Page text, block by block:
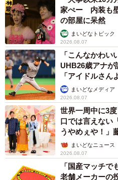
【漫画】「高い家賃を払えるの
ンスの七夕飾り、書かれた願い
りがないのか
松波 穂乃圭
2026.08.06
大河出演の39歳
す」
まいどなトピック
2026.08.06